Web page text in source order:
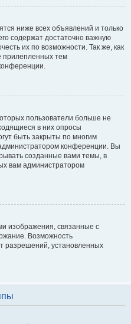
ниже всех объявлений и только
содержат достаточно важную
их по возможности. Так же, как
прилепленных тем
пользователи больше не
в них опросы
быть закрыты по многим
конференции. Вы
созданные вами темы, в
вам администратором
изображения, связанные с
Возможность
разрешений, установленных